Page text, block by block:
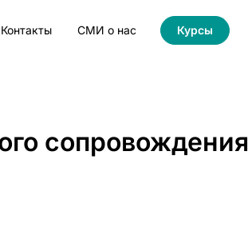
Контакты СМИ о нас Курсы
сопровождения